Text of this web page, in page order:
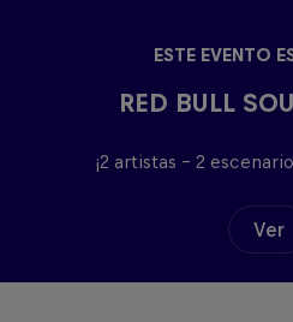
ESTE EVENTO
RED BULL
¡2 artistas - 2
Ver